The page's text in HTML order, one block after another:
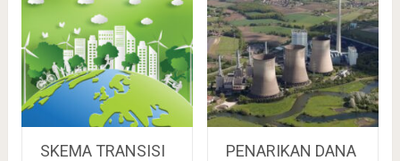
SKEMA TRANSISI
PENARIKAN DANA